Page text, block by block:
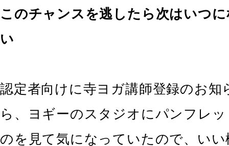
このチャンスを逃したら次はいつ
い
認定者向けに寺ヨガ講師登録のお知
ら、ヨギーのスタジオにパンフレ
のを見て気になっていたので、い